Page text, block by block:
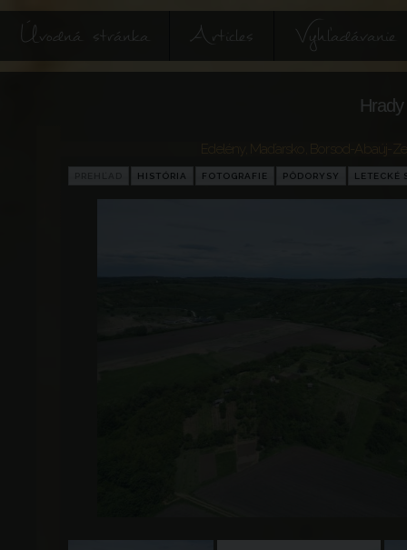
Úvodná stránka Articles Vyhľadávanie
Borsod-Abaúj-
HISTÓRIA FOTOGRAFIE PÔDORYSY LETECKÉ